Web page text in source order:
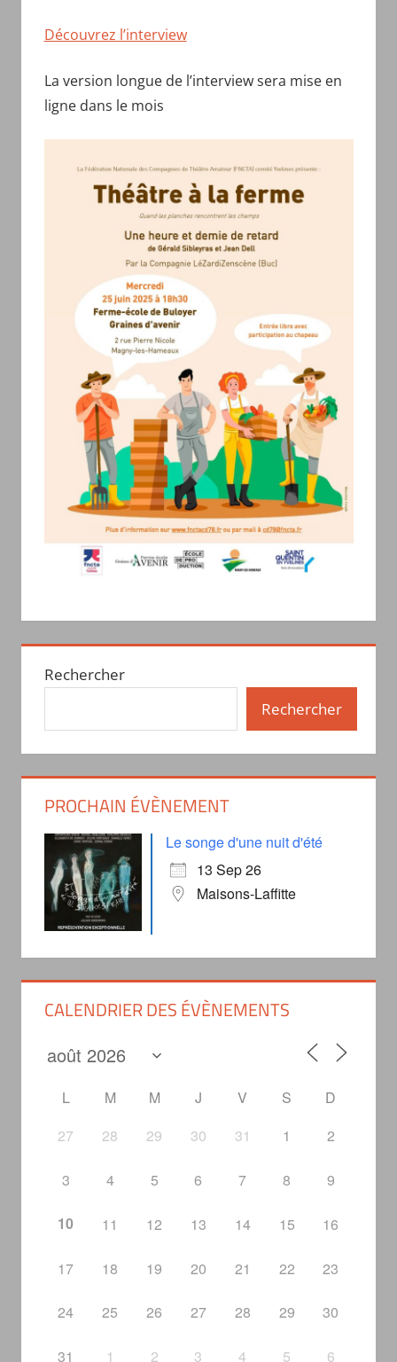
Découvrez l’interview
La version longue de l’interview sera mise en
ligne dans le mois
Rechercher
Rechercher
PROCHAIN ÉVÈNEMENT
Le songe d'une nuit d'été
13 Sep 26
Maisons-Laffitte
CALENDRIER DES ÉVÈNEMENTS
L M M J V S
D
27
28 29 30 31 1 2
3 4 5 6 7 8 9
10 11 12 13 14 15 16
17 18 19 20 21 22 23
24 25 26 27 28 29 30
31 1 2 3 4 5 6